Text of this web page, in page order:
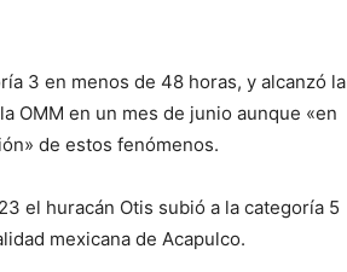
3 en menos de 48 horas, y alcanzó la
OMM en un mes de junio aunque «en
de estos fenómenos.
el huracán Otis subió a la categoría 5
mexicana de Acapulco.